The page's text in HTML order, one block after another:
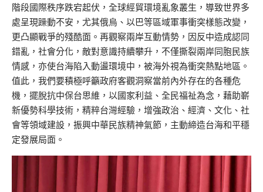
階段國際秩序跌宕起伏，全球經貿環境亂象叢生，導致世界多
處呈現躁動不安，尤其俄烏、以巴等區域軍事衝突樣態改變，
更凸顯戰爭的殘酷面。再觀察兩岸互動情勢，因反中造成認同
錯亂，社會分化，敵對意識持續攀升，不僅撕裂兩岸同胞民族
情感，亦使台海陷入動盪環境中，被海外視為衝突熱點地區。
值此，我們要積極呼籲政府客觀洞察當前內外存在的各種危
機，擺脫抗中保台思維，以國家利益、全民福祉為念，藉助嶄
新優勢科學技術，精粹台灣經驗，增強政治、經濟、文化、社
會等領域建設，振興中華民族精神氣節，主動締造台海和平穩
定發展局面。